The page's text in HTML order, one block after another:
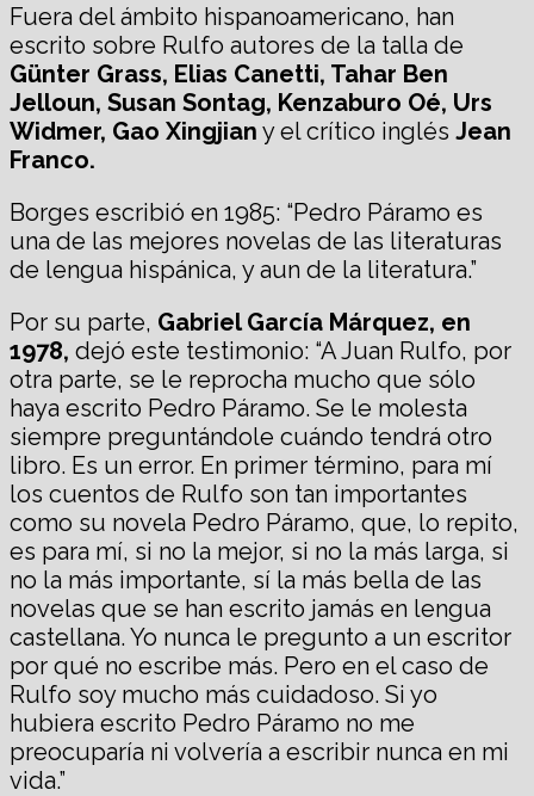
Fuera del ámbito hispanoamericano, han
escrito sobre Rulfo autores de la talla de
Günter Grass, Elias Canetti, Tahar Ben
Jelloun, Susan Sontag, Kenzaburo Oé, Urs
Widmer, Gao Xingjian y el crítico inglés Jean
Franco.
Borges escribió en 1985: “Pedro Páramo es
una de las mejores novelas de las literaturas
de lengua hispánica, y aun de la literatura.”
Por su parte, Gabriel García Márquez, en
1978, dejó este testimonio: “A Juan Rulfo, por
otra parte, se le reprocha mucho que sólo
haya escrito Pedro Páramo. Se le molesta
siempre preguntándole cuándo tendrá otro
libro. Es un error. En primer término, para mí
los cuentos de Rulfo son tan importantes
como su novela Pedro Páramo, que, lo repito,
es para mí, si no la mejor, si no la más larga, si
no la más importante, sí la más bella de las
novelas que se han escrito jamás en lengua
castellana. Yo nunca le pregunto a un escritor
por qué no escribe más. Pero en el caso de
Rulfo soy mucho más cuidadoso. Si yo
hubiera escrito Pedro Páramo no me
preocuparía ni volvería a escribir nunca en mi
vida.”